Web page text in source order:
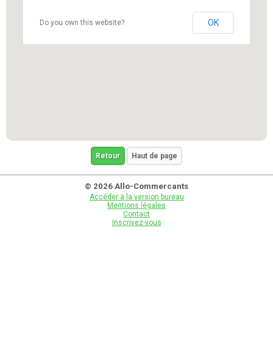
Do you own this website? OK
Retour Haut de page
© 2026 Allo-Commercants
Accéder à la version bureau
Mentions légales
Contact
Inscrivez-vous